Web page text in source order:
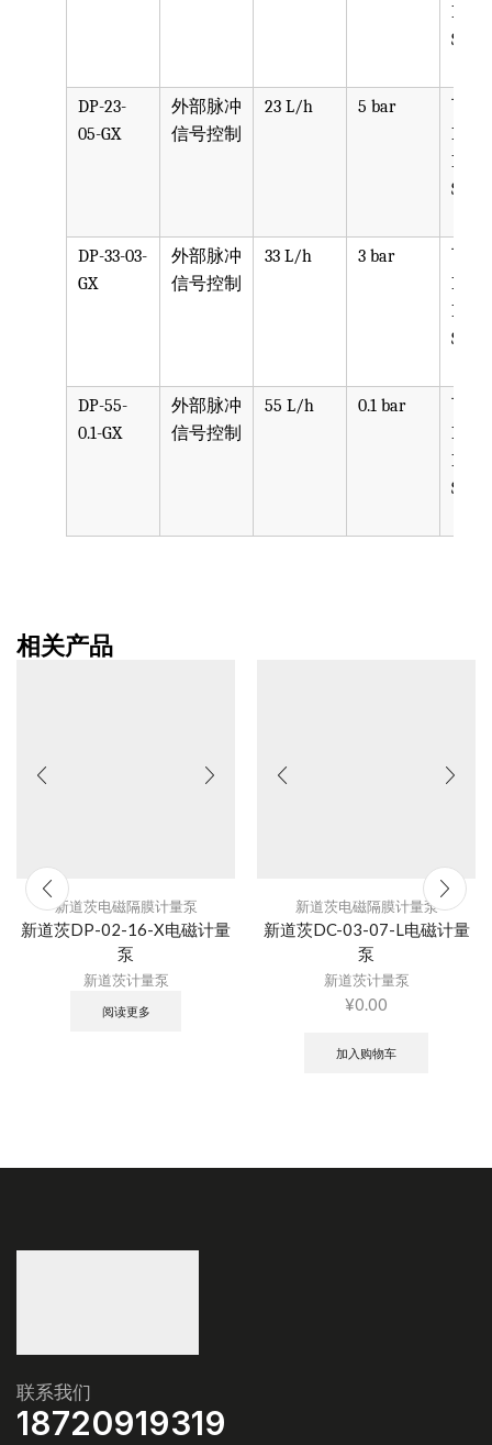
PVDF,
SST,
DP-23-
05-GX
外部脉冲
信号控制
23 L/h 5 bar
可选
PPV,
PVDF,
SST,
DP-33-03-
GX
外部脉冲
信号控制
33 L/h 3 bar
可选
PPV,
PVDF,
SST,
DP-55-
0.1-GX
外部脉冲
信号控制
55 L/h 0.1 bar
可选
PPV,
PVDF,
SST,
相关产品
新道茨电磁隔膜计量泵
新道茨DP-02-16-X电磁计量
泵
新道茨计量泵
阅读更多
新道茨电磁隔膜计量泵
新道茨DC-03-07-L电磁计量
泵
新道茨计量泵
¥0.00
加入购物车
联系我们
18720919319